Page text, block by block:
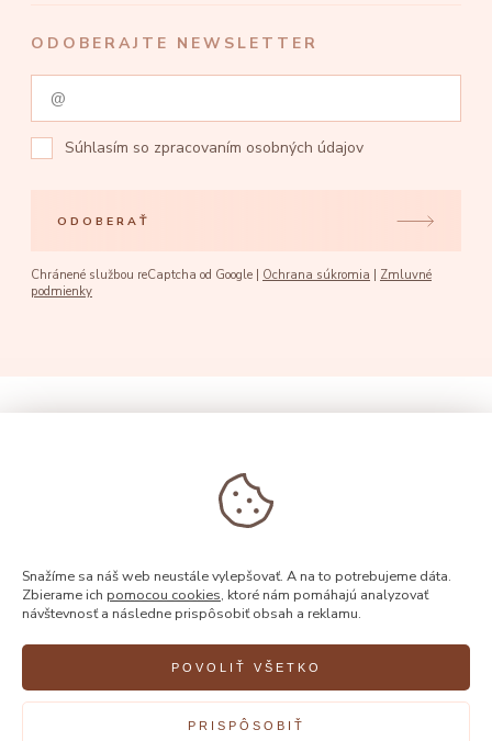
ODOBERAJTE NEWSLETTER
Súhlasím so zpracovaním osobných údajov
ODOBERAŤ
Chránené službou reCaptcha od Google | Ochrana súkromia
Zmluvné
podmienky
Snažíme sa náš web neustále vylepšovať. A na to potrebujeme dáta.
Zbierame ich pomocou cookies, ktoré nám pomáhajú analyzovať
návštevnosť a následne prispôsobiť obsah a reklamu.
PRISPÔSOBIŤ
POVOLIŤ VŠETKO